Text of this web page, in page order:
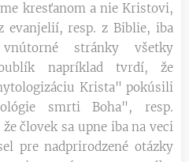
kresťanom a nie Kristovi,
evanjelií, resp. z Biblie, iba
stránky všetky
napríklad tvrdí, že
Krista" pokúsili
smrti Boha", resp.
človek sa upne iba na veci
pre nadprirodzené otázky